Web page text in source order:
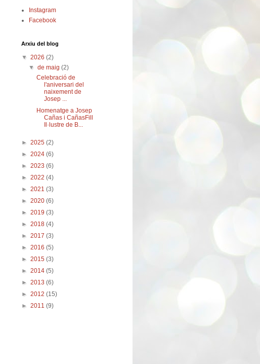
Instagram
Facebook
Arxiu del blog
▼ 2026 (2)
▼de maig(2)
Celebració de
l'aniversari del
naixement de
Josep ...
Homenatge a Josep
Cañas i CañasFill
Il·lustre de B...
► 2025 (2)
► 2024 (6)
► 2023 (6)
► 2022 (4)
► 2021 (3)
► 2020 (6)
► 2019 (3)
► 2018 (4)
► 2017 (3)
► 2016 (5)
► 2015 (3)
► 2014 (5)
► 2013 (6)
► 2012 (15)
► 2011 (9)